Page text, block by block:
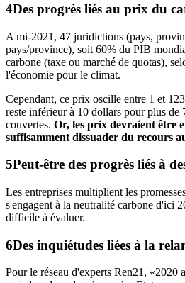
Des progrès liés au prix du
A mi-2021, 47 juridictions (pays,
pays/province), soit 60% du PIB
carbone (taxe ou marché de quotas),
l'économie pour le climat.
Cependant, ce prix oscille entre 1 et
reste inférieur à 10 dollars pour plus de
couvertes. Or, les prix devraient être
suffisamment dissuader du recours
Peut-être des progrès liés à
Les entreprises multiplient les
s'engagent à la neutralité carbone d'ici
difficile à évaluer.
Des inquiétudes liées à la
Pour le réseau d'experts Ren21, «2020